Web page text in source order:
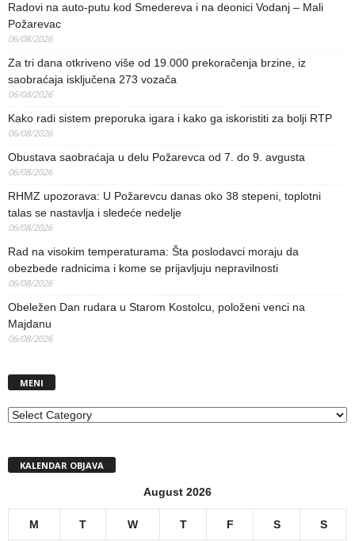
Radovi na auto-putu kod Smedereva i na deonici Vodanj – Mali
Požarevac
06/08/2026
Za tri dana otkriveno više od 19.000 prekoračenja brzine, iz
saobraćaja isključena 273 vozača
06/08/2026
Kako radi sistem preporuka igara i kako ga iskoristiti za bolji RTP
06/08/2026
Obustava saobraćaja u delu Požarevca od 7. do 9. avgusta
06/08/2026
RHMZ upozorava: U Požarevcu danas oko 38 stepeni, toplotni
talas se nastavlja i sledeće nedelje
06/08/2026
Rad na visokim temperaturama: Šta poslodavci moraju da
obezbede radnicima i kome se prijavljuju nepravilnosti
06/08/2026
Obeležen Dan rudara u Starom Kostolcu, položeni venci na
Majdanu
06/08/2026
MENI
MENI
KALENDAR OBJAVA
August 2026
M T W T F S S